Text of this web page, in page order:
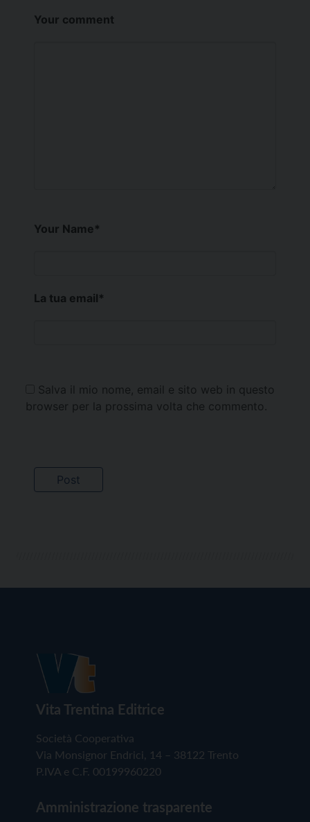
Your comment
Your Name*
La tua email*
Salva il mio nome, email e sito web in questo
browser per la prossima volta che commento.
Vita Trentina Editrice
Società Cooperativa
Via Monsignor Endrici, 14 – 38122 Trento
P.IVA e C.F. 00199960220
Amministrazione trasparente